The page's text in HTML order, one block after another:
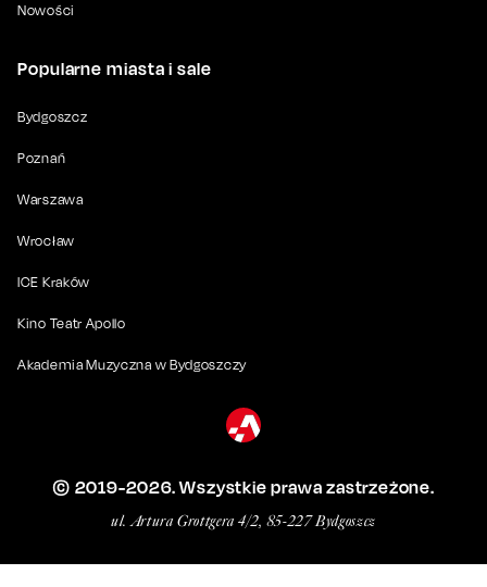
Nowości
Popularne miasta i sale
Bydgoszcz
Poznań
Warszawa
Wrocław
ICE Kraków
Kino Teatr Apollo
Akademia Muzyczna w Bydgoszczy
© 2019-2026. Wszystkie prawa zastrzeżone.
ul. Artura Grottgera 4/2, 85-227 Bydgoszcz